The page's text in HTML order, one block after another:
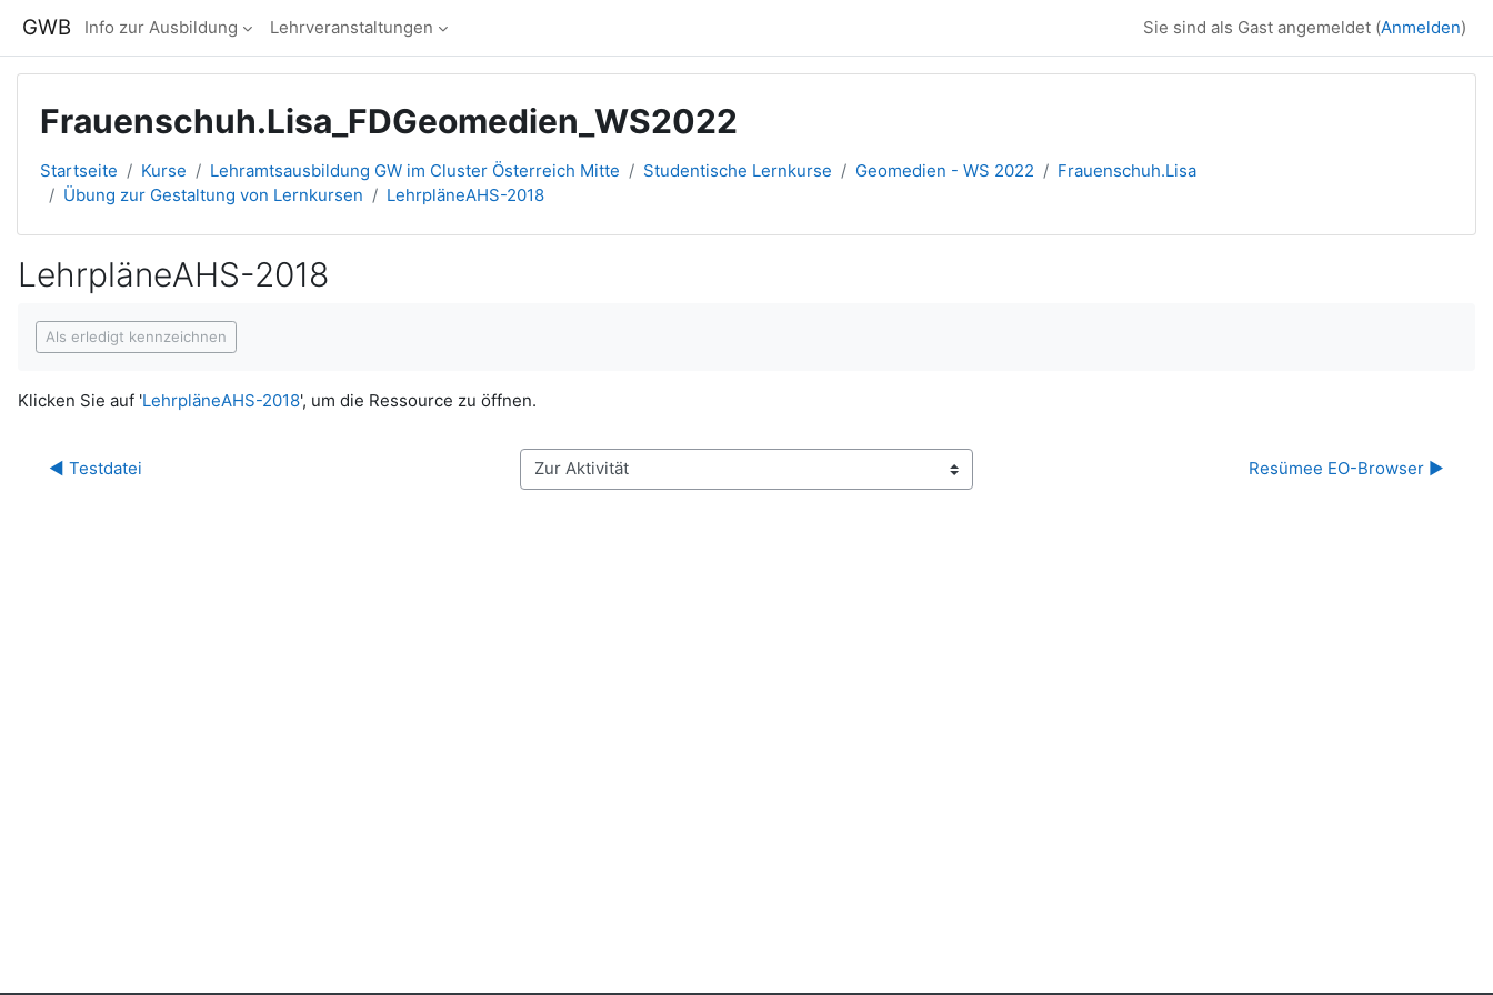
GWB Info zur Ausbildung Lehrveranstaltungen Sie sind als Gast angemeldet (Anmelden)
Frauenschuh.Lisa_FDGeomedien_WS2022
Startseite Kurse Lehramtsausbildung GW im Cluster Österreich Mitte Studentische Lernkurse Geomedien - WS 2022
Frauenschuh.Lisa
Übung zur Gestaltung von Lernkursen
LehrpläneAHS-2018
LehrpläneAHS-2018
Als erledigt kennzeichnen
Klicken Sie auf 'LehrpläneAHS-2018', um die Ressource zu öffnen.
◀︎ Testdatei Zur Aktivität Resümee EO-Browser ▶︎